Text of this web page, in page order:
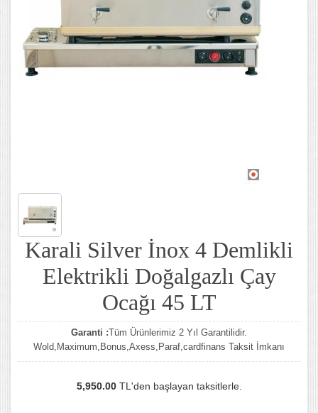
Karali Silver İnox 4 Demlikli
Elektrikli Doğalgazlı Çay
Ocağı 45 LT
Garanti :Tüm Ürünlerimiz 2 Yıl Garantilidir.
Wold,Maximum,Bonus,Axess,Paraf,cardfinans Taksit İmkanı
5,950.00TL'den başlayan taksitlerle.